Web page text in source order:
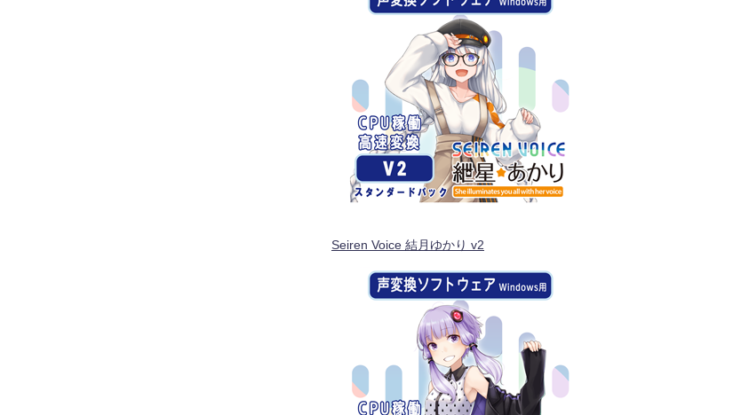
Seiren Voice 結月ゆかり v2